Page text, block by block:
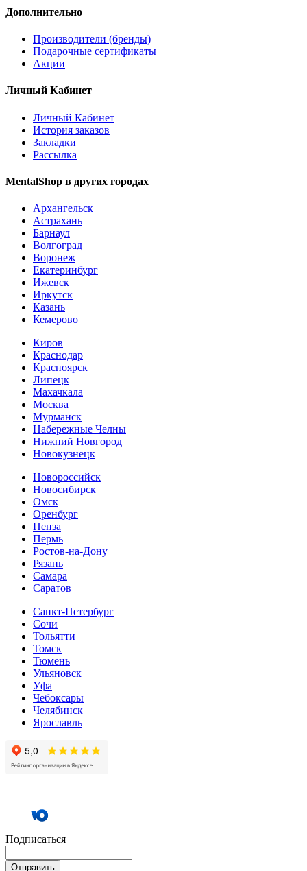
Дополнительно
Производители (бренды)
Подарочные сертификаты
Акции
Личный Кабинет
Личный Кабинет
История заказов
Закладки
Рассылка
MentalShop в других городах
Архангельск
Астрахань
Барнаул
Волгоград
Воронеж
Екатеринбург
Ижевск
Иркутск
Казань
Кемерово
Киров
Краснодар
Красноярск
Липецк
Махачкала
Москва
Мурманск
Набережные Челны
Нижний Новгород
Новокузнецк
Новороссийск
Новосибирск
Омск
Оренбург
Пенза
Пермь
Ростов-на-Дону
Рязань
Самара
Cаратов
Санкт-Петербург
Сочи
Тольятти
Томск
Тюмень
Ульяновск
Уфа
Чебоксары
Челябинск
Ярославль
Подписаться
Отправить